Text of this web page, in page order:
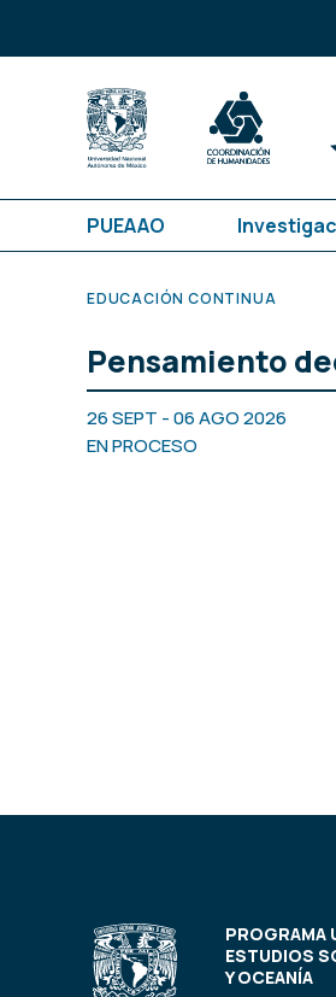
PUEAAO
EDUCACIÓN CONTINUA
Pensamiento
26 SEPT - 06 AGO 2026
EN PROCESO
PROGRAMA
ESTUDIOS
Y OCEANÍA